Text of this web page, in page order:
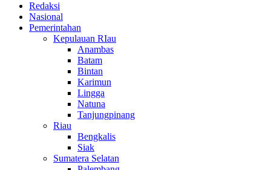
Redaksi
Nasional
Pemerintahan
Kepulauan RIau
Anambas
Batam
Bintan
Karimun
Lingga
Natuna
Tanjungpinang
Riau
Bengkalis
Siak
Sumatera Selatan